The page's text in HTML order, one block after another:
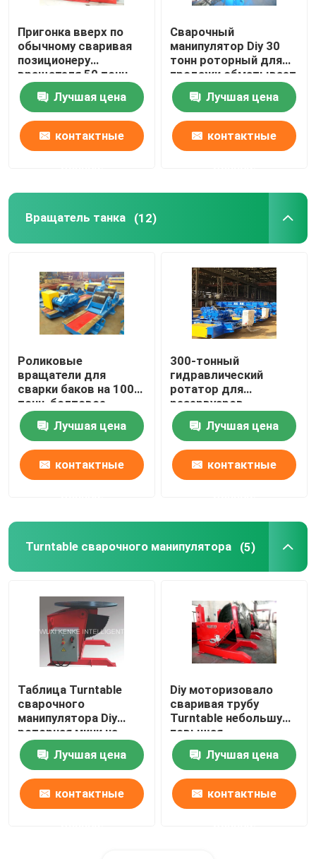
Вращатель танка
Turntable сварочного манипулятора
манипулятор трубы сваривая
Turntable электрической сварки
Манипуляторы столбца и заграждения
Машина трубы вращая
сварочный манипулятор трубы
Пригонка вверх по
обычному сваривая
позиционеру
вращателя 50 тонн
Лучшая цена
контактные
Сварочный
манипулятор Diy 30
тонн роторный для
продажи обматывает
башню
приспособленную
вверх по вращателям
Лучшая цена
контактные
Вращатель танка (12)
Роликовые
вращатели для
сварки баков на 100
тонн, болтовое
крепление,
фиксированный тип
Лучшая цена
контактные
300-тонный
гидравлический
ротатор для
резервуаров
Лучшая цена
контактные
Turntable сварочного манипулятора (5)
Таблица Turntable
сварочного
манипулятора Diy
роторная мини на
фланец 2 трубы 000
Kg
Лучшая цена
контактные
Diy моторизовало
сваривая трубу
Turntable небольшую
повышая
руководство
электрическое
Лучшая цена
контактные